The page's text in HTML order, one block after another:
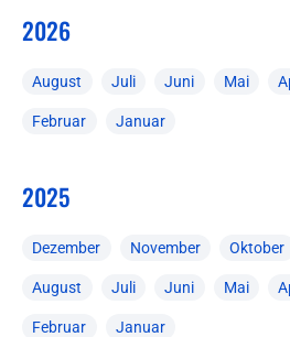
2026
August Juli Juni Mai
Februar Januar
2025
Dezember November Oktober
August Juli Juni Mai
Februar Januar